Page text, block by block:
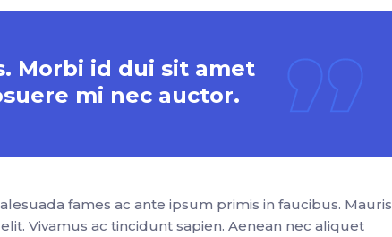
Morbi id dui sit amet
mi nec auctor.
fames ac ante ipsum primis in faucibus. Mauris
Vivamus ac tincidunt sapien. Aenean nec aliquet